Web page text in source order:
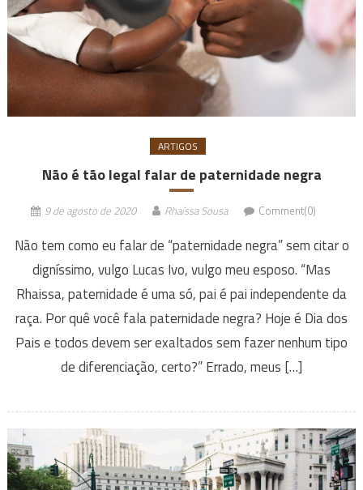
ARTIGOS
Não é tão legal falar de paternidade negra
9 de agosto de 2020 Rhaíssa Sousa Comment(0)
Não tem como eu falar de “paternidade negra” sem citar o
digníssimo, vulgo Lucas Ivo, vulgo meu esposo. “Mas
Rhaissa, paternidade é uma só, pai é pai independente da
raça. Por quê você fala paternidade negra? Hoje é Dia dos
Pais e todos devem ser exaltados sem fazer nenhum tipo
de diferenciação, certo?” Errado, meus […]